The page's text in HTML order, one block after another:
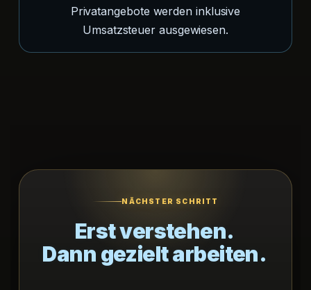
Privatangebote werden inklusive
Umsatzsteuer ausgewiesen.
NÄCHSTER SCHRITT
Erst verstehen.
Dann gezielt arbeiten.